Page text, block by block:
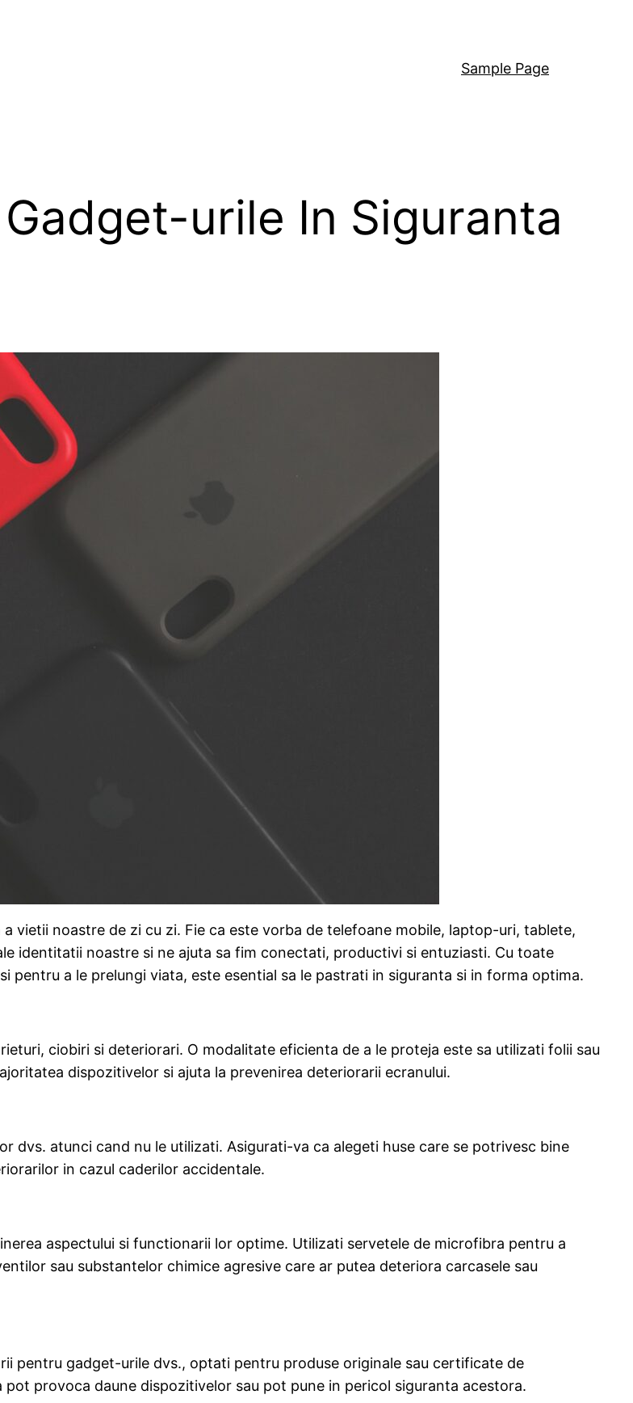
Sample Page
urile In Siguranta
vietii noastre de zi cu zi. Fie ca este vorba de telefoane mobile, laptop-uri, tablete,
identitatii noastre si ne ajuta sa fim conectati, productivi si entuziasti. Cu toate
pentru a le prelungi viata, este esential sa le pastrati in siguranta si in forma optima.
ciobiri si deteriorari. O modalitate eficienta de a le proteja este sa utilizati folii sau
dispozitivelor si ajuta la prevenirea deteriorarii ecranului.
dvs. atunci cand nu le utilizati. Asigurati-va ca alegeti huse care se potrivesc bine
in cazul caderilor accidentale.
aspectului si functionarii lor optime. Utilizati servetele de microfibra pentru a
sau substantelor chimice agresive care ar putea deteriora carcasele sau
pentru gadget-urile dvs., optati pentru produse originale sau certificate de
provoca daune dispozitivelor sau pot pune in pericol siguranta acestora.